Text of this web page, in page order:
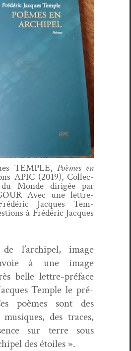
TEMPLE, Poèmes en
APIC (2019), Col­lec­
Monde dirigée par
Avec une let­tre-
Jacques Tem­
à Frédéric Jacques
l’archipel, image
à une image
belle let­tre-pré­face
Tem­ple le pré­
poèmes sont des
des traces,
sur terre sous
des étoiles ».